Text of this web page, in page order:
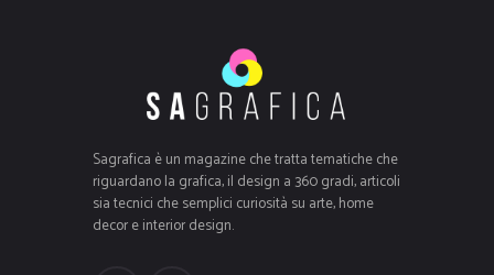
Sagrafica è un magazine che tratta tematiche che
riguardano la grafica, il design a 360 gradi, articoli
sia tecnici che semplici curiosità su arte, home
decor e interior design.